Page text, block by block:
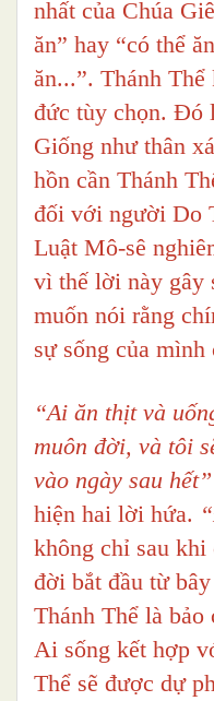
nhất của Chúa
ăn” hay “có thể
ăn...”. Thánh
đức tùy chọn. Đó
Giống như thân
hồn cần Thánh
đối với người Do
Luật Mô-sê
vì thế lời này gây
muốn nói rằng
sự sống của mình
“Ai ăn thịt và
muôn đời, và tôi
vào ngày sau
hiện hai lời hứa.
không chỉ sau khi
đời bắt đầu từ
Thánh Thể là bảo
Ai sống kết hợp
Thể sẽ được dự